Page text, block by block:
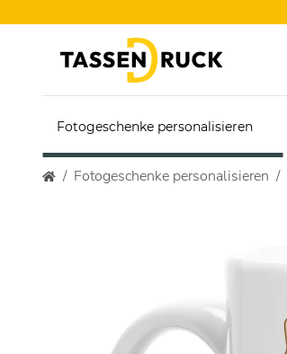
Fotogeschenke personalisieren
Fotogeschenke personalisieren